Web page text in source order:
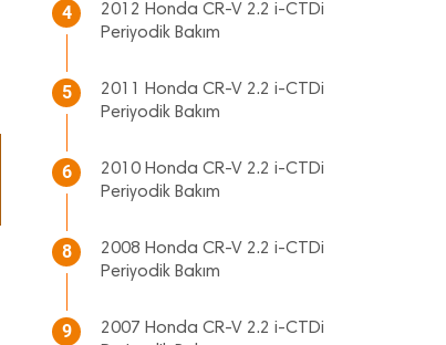
4
2012 Honda CR-V 2.2 i-CTDi
Periyodik Bakım
5
2011 Honda CR-V 2.2 i-CTDi
Periyodik Bakım
6
2010 Honda CR-V 2.2 i-CTDi
Periyodik Bakım
8
2008 Honda CR-V 2.2 i-CTDi
Periyodik Bakım
9
2007 Honda CR-V 2.2 i-CTDi